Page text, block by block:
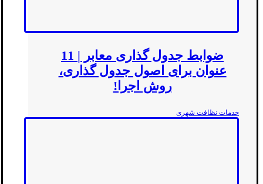
ضوابط جدول گذاری معابر | 11
عنوان برای اصول جدول گذاری،
روش اجرا!
خدمات نظافت شهری